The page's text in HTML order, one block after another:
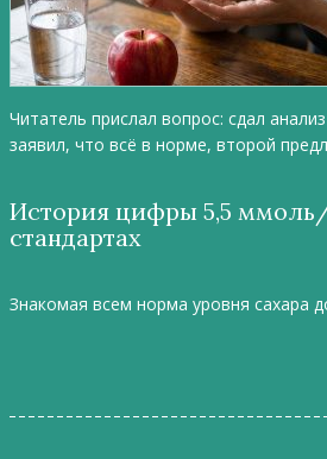
Читатель прислал вопрос: сдал
заявил, что всё в норме, второй
История цифры 5,5
стандартах
Знакомая всем норма уровня сахара